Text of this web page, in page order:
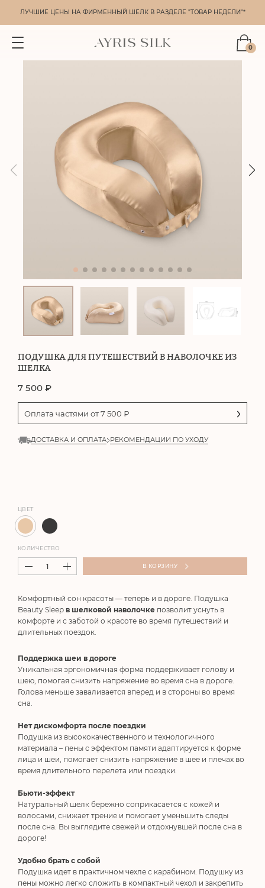
ЛУЧШИЕ ЦЕНЫ НА ФИРМЕННЫЙ ШЕЛК В РАЗДЕЛЕ "ТОВАР НЕДЕЛИ"*
0
ПОДУШКА ДЛЯ ПУТЕШЕСТВИЙ В НАВОЛОЧКЕ ИЗ
ШЕЛКА
7 500 ₽
Оплата частями от7 500 ₽
ДОСТАВКА И ОПЛАТА РЕКОМЕНДАЦИИ ПО УХОДУ
Комфортный сон красоты — теперь и в дороге. Подушка
Beauty Sleep в шелковой наволочке позволит уснуть в
комфорте и с заботой о красоте во время путешествий и
длительных поездок.
Поддержка шеи в дороге
Уникальная эргономичная форма поддерживает голову и
шею, помогая снизить напряжение во время сна в дороге.
Голова меньше заваливается вперед и в стороны во время
сна.
Нет дискомфорта после поездки
Подушка из высококачественного и технологичного
материала – пены с эффектом памяти адаптируется к форме
лица и шеи, помогает снизить напряжение в шее и плечах во
время длительного перелета или поездки.
Бьюти-эффект
Натуральный шелк бережно соприкасается с кожей и
волосами, снижает трение и помогает уменьшить следы
после сна. Вы выглядите свежей и отдохнувшей после сна в
дороге!
Удобно брать с собой
Подушка идет в практичном чехле с карабином. Подушку из
пены можно легко сложить в компактный чехол и закрепить
ЦВЕТ
КОЛИЧЕСТВО
В КОРЗИНУ